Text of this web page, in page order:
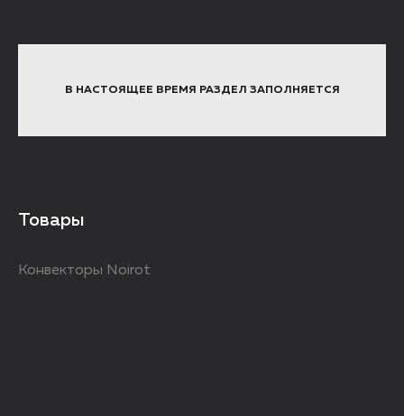
В НАСТОЯЩЕЕ ВРЕМЯ РАЗДЕЛ ЗАПОЛНЯЕТСЯ
Товары
Конвекторы Noirot